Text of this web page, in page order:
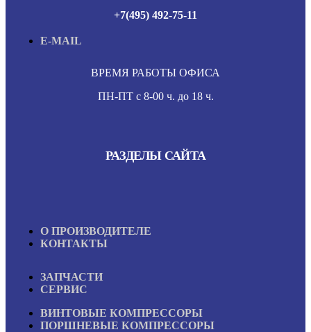
+7(495) 492-75-11
E-MAIL
ВРЕМЯ РАБОТЫ ОФИСА
ПН-ПТ с 8-00 ч. до 18 ч.
РАЗДЕЛЫ САЙТА
О ПРОИЗВОДИТЕЛЕ
КОНТАКТЫ
ЗАПЧАСТИ
СЕРВИС
ВИНТОВЫЕ КОМПРЕССОРЫ
ПОРШНЕВЫЕ КОМПРЕССОРЫ